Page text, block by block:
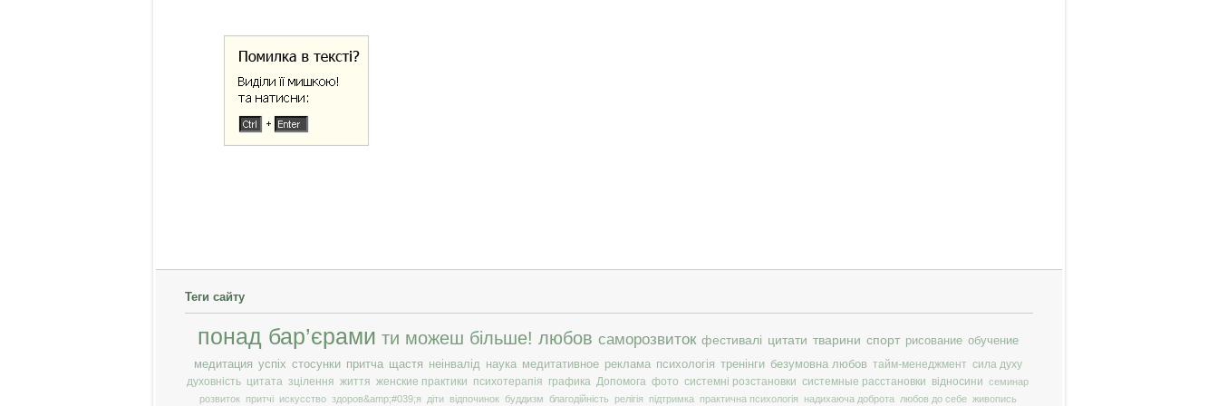
Теги сайту
понад бар’єрами ти можеш більше! любов саморозвиток фестивалі цитати тварини спорт рисование обучение
медитация успіх стосунки притча щастя неінвалід наука медитативное реклама психологія тренінги безумовна любов тайм-менеджмент сила духу
духовність цитата зцілення життя женские практики психотерапія графика Допомога фото системні розстановки системные расстановки відносини семинар
розвиток
притчі искусство здоров&amp;#039;я діти відпочинок буддизм благодійність релігія підтримка практична психологія надихаюча доброта любов до себе живопись